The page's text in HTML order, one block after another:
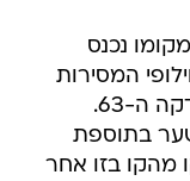
נכנס
המסירות
בדרך לשער של ג'מאל מוסיאלה בדקה ה-63.
בתוספת
מהקו בזו אחר